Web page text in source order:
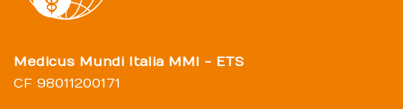
Medicus Mundi Italia MMI - ETS
CF 98011200171